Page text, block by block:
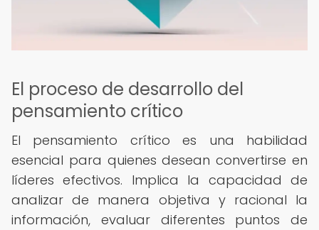
El proceso de desarrollo del
pensamiento crítico
El pensamiento crítico es una habilidad
esencial para quienes desean convertirse en
líderes efectivos. Implica la capacidad de
analizar de manera objetiva y racional la
información, evaluar diferentes puntos de